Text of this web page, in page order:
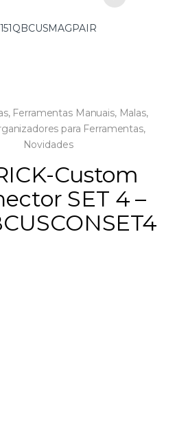
151QBCUSMAGPAIR
, Ferramentas Manuais, Malas,
para Ferramentas,
Novidades
Custom
SET 4 –